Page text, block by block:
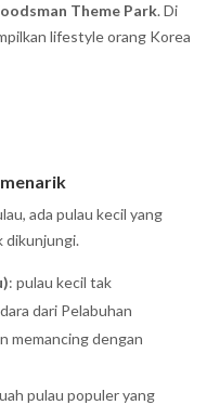
Theme Park. Di
lifestyle orang Korea
ada pulau kecil yang
dikunjungi.
: pulau kecil tak
dari Pelabuhan
memancing dengan
pulau populer yang